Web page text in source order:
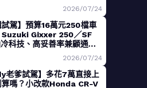
2026/07/24
試駕】預算16萬元250檔車
Suzuki Gixxer 250／SF
科技、高妥善率兼顧通勤
2026/07/24
老爹試駕】多花7萬直接上
算嗎？小改款Honda CR-V